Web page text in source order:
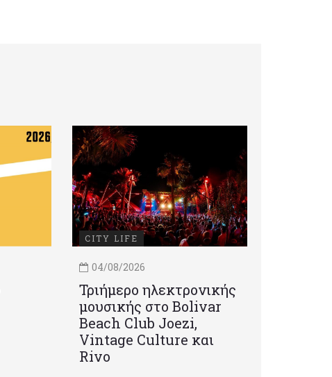
CITY LIFE
04/08/2026
Τριήμερο ηλεκτρονικής
μουσικής στο Bolivar
Beach Club Joezi,
Vintage Culture και
Rivo